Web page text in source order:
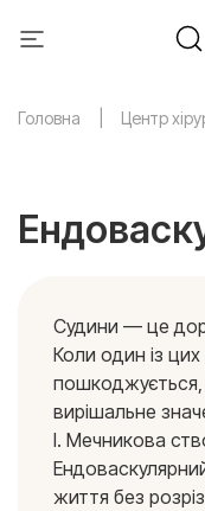
Головна Центр
Судини — це
Коли один із
пошкоджується,
вирішальне
І. Мечникова
життя без